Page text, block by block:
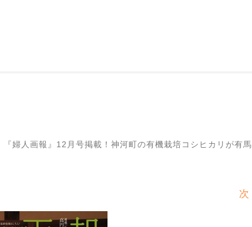
『婦人画報』12月号掲載！神河町の有機栽培コシヒカリが有馬
次